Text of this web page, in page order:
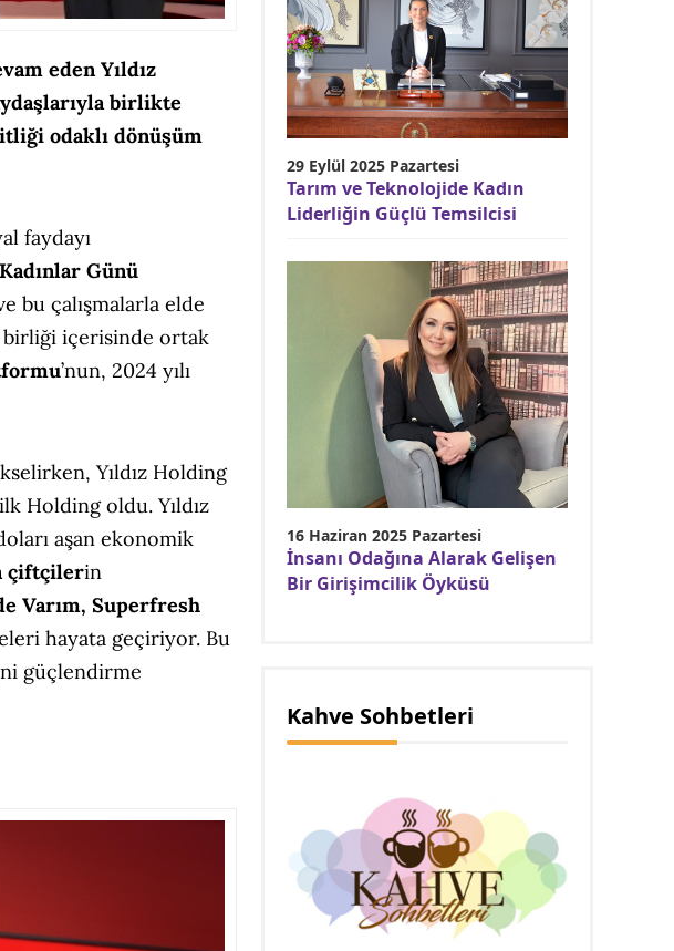
eden Yıldız
birlikte
odaklı dönüşüm
faydayı
Günü
bu çalışmalarla elde
birliği içerisinde ortak
’nun, 2024 yılı
Yıldız Holding
Holding oldu. Yıldız
aşan ekonomik
çiftçilerin
Varım, Superfresh
hayata geçiriyor. Bu
güçlendirme
29 Eylül 2025 Pazartesi
Tarım ve Teknolojide Kadın
Liderliğin Güçlü Temsilcisi
16 Haziran 2025 Pazartesi
İnsanı Odağına Alarak Gelişen
Bir Girişimcilik Öyküsü
Kahve Sohbetleri